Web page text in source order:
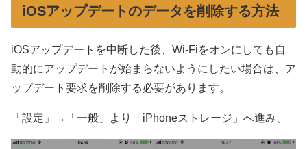
iOSアップデートのデータを削除する方法
iOSアップデートを中断した後、Wi-Fiをオンにしても自
動的にアップデートが始まらないようにしたい場合は、ア
ップデート要求を削除する必要があります。
「設定」→「一般」より「iPhoneストレージ」へ進み、